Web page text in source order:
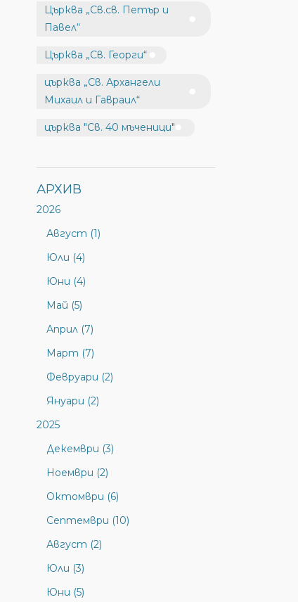
Църква „Св.св. Петър и
Павел“
Църква „Св. Георги“
църква „Св. Архангели
Михаил и Гавраил“
църква "Св. 40 мъченици"
АРХИВ
2026
Август (1)
Юли (4)
Юни (4)
Май (5)
Април (7)
Март (7)
Февруари (2)
Януари (2)
2025
Декември (3)
Ноември (2)
Октомври (6)
Септември (10)
Август (2)
Юли (3)
Юни (5)